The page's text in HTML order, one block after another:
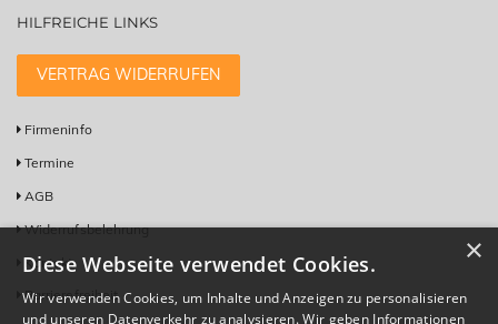
HILFREICHE LINKS
VERTRAG WIDERRUFEN
Firmeninfo
Termine
AGB
Widerrufsbelehrung
Kontakt
Barrierefreiheit
×
Diese Webseite verwendet Cookies.
Wir verwenden Cookies, um Inhalte und Anzeigen zu personalisieren
und unseren Datenverkehr zu analysieren. Wir geben Informationen